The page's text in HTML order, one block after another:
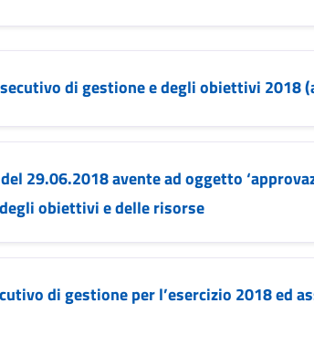
di gestione e degli obiettivi 2018
29.06.2018 avente ad oggetto
obiettivi e delle risorse
di gestione per l’esercizio 2018 ed